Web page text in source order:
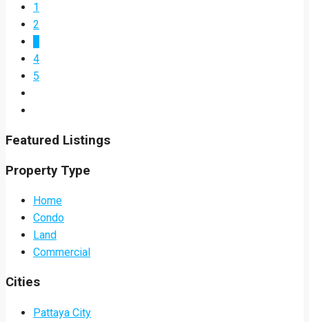
1
2
4
5
Featured Listings
Property Type
Home
Condo
Land
Commercial
Cities
Pattaya City